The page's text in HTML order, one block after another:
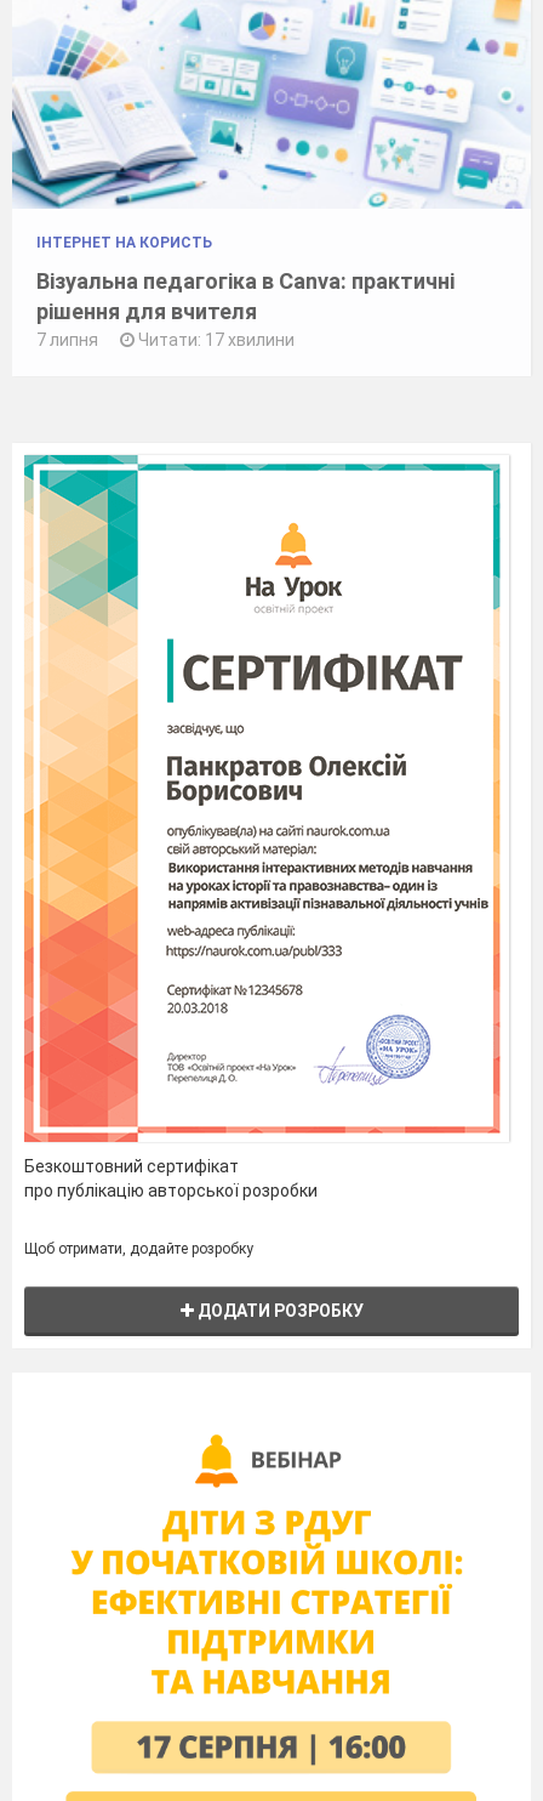
ІНТЕРНЕТ НА КОРИСТЬ
Візуальна педагогіка в Canva: практичні
рішення для вчителя
7 липня Читати: 17 хвилини
Безкоштовний сертифікат
про публікацію авторської розробки
Щоб отримати, додайте розробку
ДОДАТИ РОЗРОБКУ